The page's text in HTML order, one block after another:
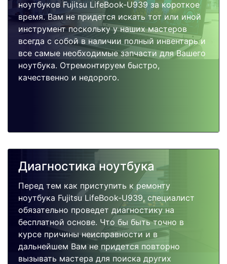
ноутбуков Fujitsu LifeBook-U939 за короткое
время. Вам не придется искать тот или иной
инструмент поскольку у наших мастеров
всегда с собой в наличии полный инвентарь и
все самые необходимые запчасти для Вашего
ноутбука. Отремонтируем быстро,
качественно и недорого.
Диагностика ноутбука
Перед тем как приступить к ремонту
ноутбука Fujitsu LifeBook-U939, специалист
обязательно проведет диагностику на
бесплатной основе. Что бы быть точно в
курсе причины неисправности и в
дальнейшем Вам не придется повторно
вызывать мастера для поиска других